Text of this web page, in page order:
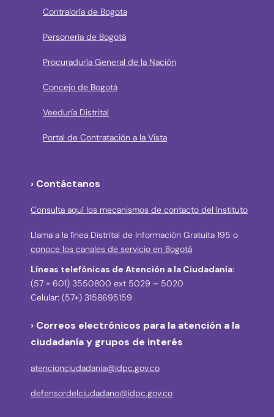
Contraloría de Bogota
Personería de Bogotá
Procuraduría General de la Nación
Concejo de Bogotá
Veeduría Distrital
Portal de Contratación a la Vista
› Contáctanos
Consulta aquí los mecanismos de contacto del Instituto
Llama a la línea Distrital de Información Gratuita 195 o
conoce los canales de servicio en Bogotá
Líneas telefónicas de Atención a la Ciudadanía:
(57 + 601) 3550800 ext 5029 – 5020
Celular: (57+) 3158695159
› Correos electrónicos para la atención a la
ciudadanía y grupos de interés
atencionciudadania@idpc.gov.co
defensordelciudadano@idpc.gov.co